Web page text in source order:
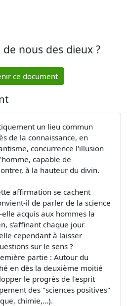
nous des dieux ?
ce document
un lieu commun
de la connaissance, en
concurrence l'illusion
capable de
à la hauteur du divin.
affirmation se cachent
il de parler de la science
acquis aux hommes la
s'affinant chaque jour
cependant à laisser
sur le sens ?
partie : Autour du
en dès la deuxième moitié
le progrès de l'esprit
des "sciences positives"
chimie,...).